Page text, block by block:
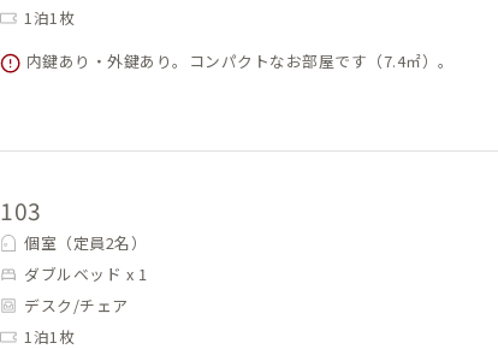
1泊1枚
内鍵あり・外鍵あり。コンパクトなお部屋です（7.4㎡）。
103
個室（定員2名）
ダブルベッド x 1
デスク/チェア
1泊1枚